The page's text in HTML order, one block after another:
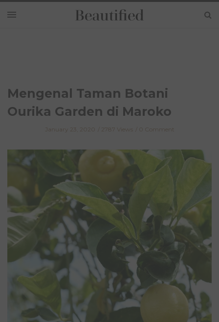
Mengenal Taman Botani
Ourika Garden di Maroko
January 23, 2020 2787 Views 0 Comment